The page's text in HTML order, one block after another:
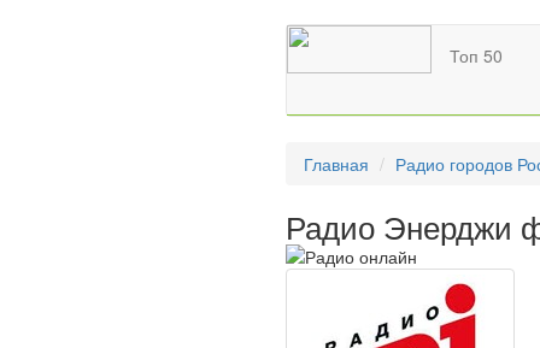
Топ 50
Главная Радио городов
Радио Энерджи